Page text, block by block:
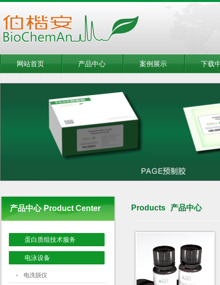
网站首页 产品中心 案例展示 下载
产品中心 Product Center
蛋白质组技术服务
电泳设备
电洗脱仪
Products 产品中心